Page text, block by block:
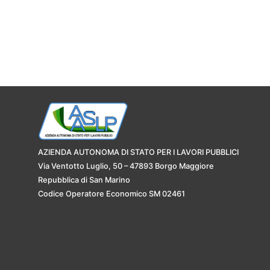
AZIENDA AUTONOMA DI STATO PER I LAVORI PUBBLICI
Via Ventotto Luglio, 50 – 47893 Borgo Maggiore
Repubblica di San Marino
Codice Operatore Economico SM 02461